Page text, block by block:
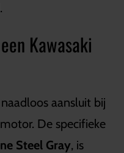
Kawasaki
aansluit bij
De specifieke
Steel Gray, is